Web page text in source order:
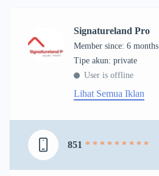
Signatureland Pro
Member since: 6 months
tipe akun: private
User is offline
Lihat Semua Iklan
851 * * * * * * * * *